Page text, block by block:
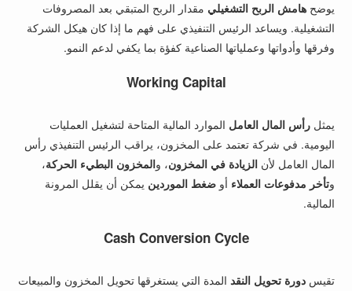
يوضحهامش الربح التشغيلي مقدار الربح المتبقي بعد المصروفات
التشغيلية. ويساعد الرئيس التنفيذي على فهم ما إذا كان هيكل الشركة
وفرقها وأدواتها وعملياتها الصناعية كفؤة بما يكفي لدعم النمو.
Working Capital
يمثلرأس المال العامل الموارد المالية المتاحة لتشغيل العمليات
اليومية. في شركة تعتمد على المخزون، يراقب الرئيس التنفيذي رأس
المال العامل لأنالزيادة في المخزون، والمخزون البطيء الحركة،
وتأخر مدفوعات العملاء أوضغط الموردين يمكن أن يقلل المرونة
المالية.
Cash Conversion Cycle
تقيسدورة تحويل النقد المدة التي يستغرقها تحويل المخزون والمبيعات